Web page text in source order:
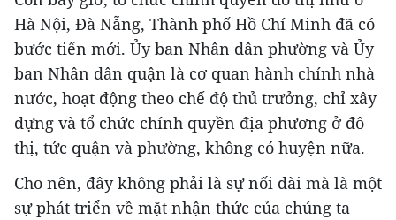
Hà Nội, Đà Nẵng, Thành phố Hồ Chí Minh đã có
bước tiến mới. Ủy ban Nhân dân phường và Ủy
ban Nhân dân quận là cơ quan hành chính nhà
nước, hoạt động theo chế độ thủ trưởng, chỉ xây
dựng và tổ chức chính quyền địa phương ở đô
thị, tức quận và phường, không có huyện nữa.
Cho nên, đây không phải là sự nối dài mà là một
sự phát triển về mặt nhận thức của chúng ta